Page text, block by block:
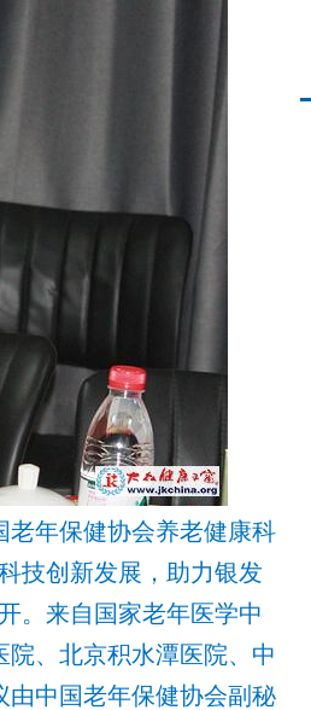
年保健协会养老健康科
技创新发展，助力银发
。来自国家老年医学中
、北京积水潭医院、中
由中国老年保健协会副秘